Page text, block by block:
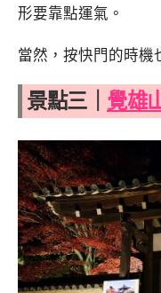
形要靠點運氣。
當然，按快門的時機
景點三｜ 覺雄